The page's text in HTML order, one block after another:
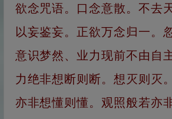
欲念咒语。口念意散。不去
以妄鉴妄。正欲万念归一。
意识梦然、业力现前不由自
力绝非想断则断。想灭则灭
亦非想懂则懂。观照般若亦